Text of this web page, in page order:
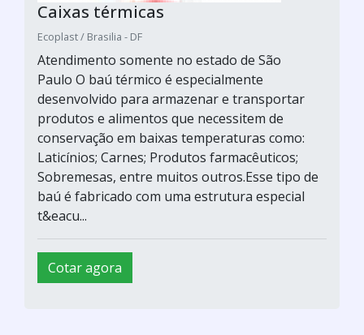
Caixas térmicas
Ecoplast / Brasilia - DF
Atendimento somente no estado de São
Paulo O baú térmico é especialmente
desenvolvido para armazenar e transportar
produtos e alimentos que necessitem de
conservação em baixas temperaturas como:
Laticínios; Carnes; Produtos farmacêuticos;
Sobremesas, entre muitos outros.Esse tipo de
baú é fabricado com uma estrutura especial
t&eacu...
Cotar agora